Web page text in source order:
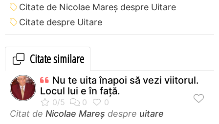
Citate de Nicolae Mareș despre Uitare
Citate despre Uitare
Citate similare
Nu te uita înapoi să vezi viitorul.
Locul lui e în faţă.
Citat de Nicolae Mareș despre uitare